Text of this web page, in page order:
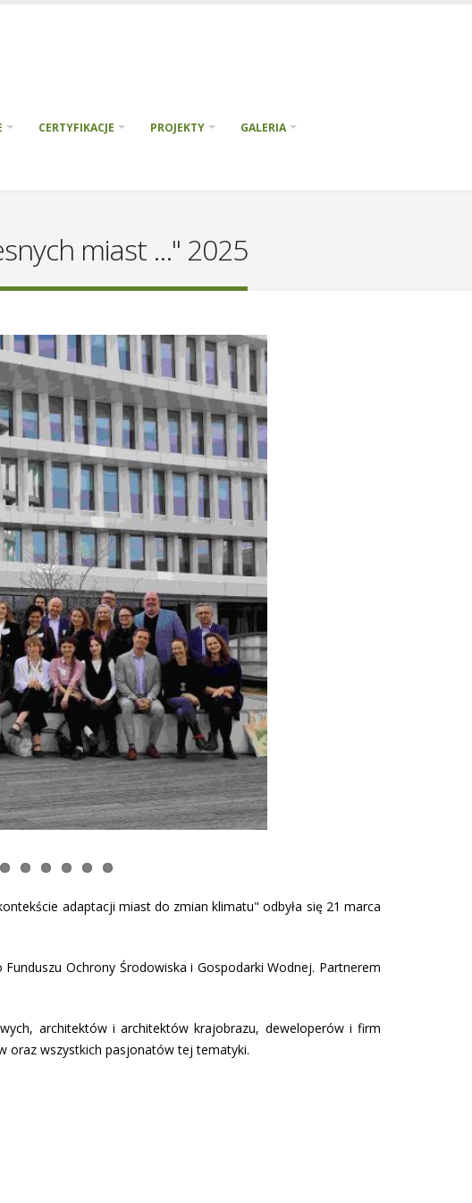
CERTYFIKACJE PROJEKTY GALERIA
miast ..." 2025
adaptacji miast do zmian klimatu" odbyła się 21 marca
Ochrony Środowiska i Gospodarki Wodnej. Partnerem
architektów i architektów krajobrazu, deweloperów i firm
oraz wszystkich pasjonatów tej tematyki.